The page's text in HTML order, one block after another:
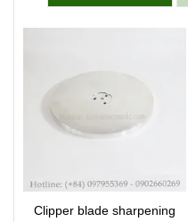
Clipper blade sharpening